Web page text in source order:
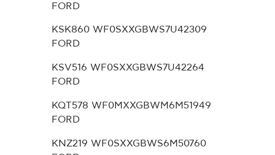
FORD
KSK860 WF0SXXGBWS7U42309
FORD
KSV516 WF0SXXGBWS7U42264
FORD
KQT578 WF0MXXGBWM6M51949
FORD
KNZ219 WF0SXXGBWS6M50760